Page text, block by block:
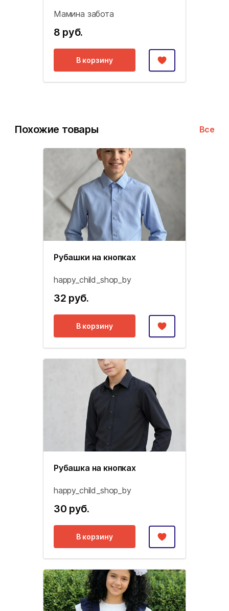
Мамина забота
8 руб.
В корзину
Похожие товары Все
Рубашки на кнопках
happy_child_shop_by
32 руб.
В корзину
Рубашка на кнопках
happy_child_shop_by
30 руб.
В корзину